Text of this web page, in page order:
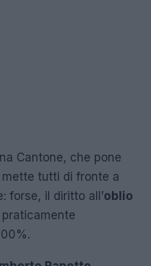
Cantone, che pone
tutti di fronte a
forse, il diritto all’oblio